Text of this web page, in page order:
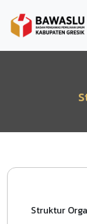
Struktur